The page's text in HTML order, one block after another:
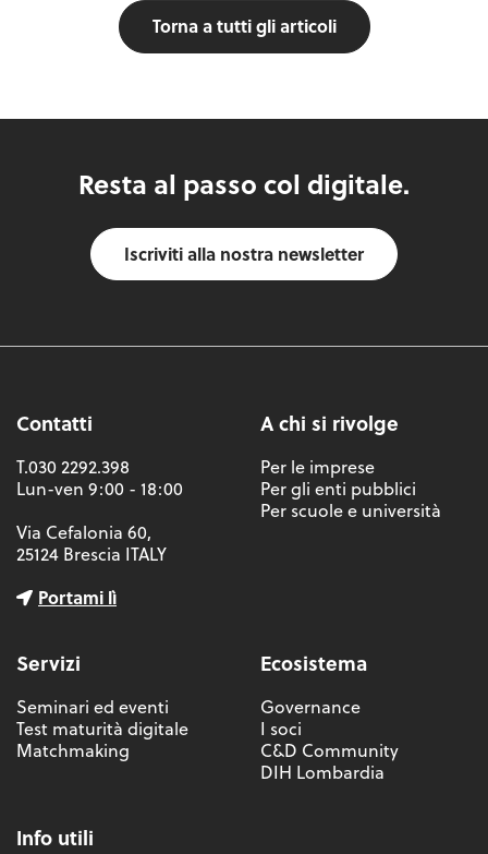
Torna a tutti gli articoli
Resta al passo col digitale.
Iscriviti alla nostra newsletter
Contatti
T.030 2292.398
Lun-ven 9:00 - 18:00
Via Cefalonia 60,
25124 Brescia ITALY
Portami lì
A chi si rivolge
Per le imprese
Per gli enti pubblici
Per scuole e università
Servizi
Seminari ed eventi
Test maturità digitale
Matchmaking
Ecosistema
Governance
I soci
C&D Community
DIH Lombardia
Info utili